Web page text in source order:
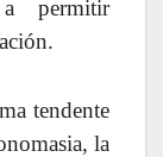
permitir
tendente
la